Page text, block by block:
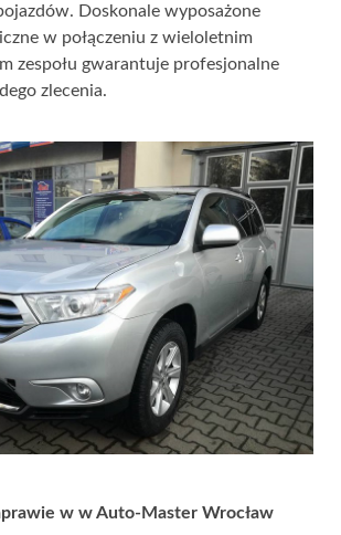
Doskonale wyposażone
w połączeniu z wieloletnim
zespołu gwarantuje profesjonalne
zlecenia.
w w Auto-Master Wrocław